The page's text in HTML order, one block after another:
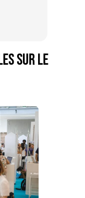
sur le